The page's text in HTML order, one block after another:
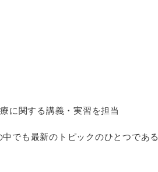
に関する講義・実習を担当
でも最新のトピックのひとつである